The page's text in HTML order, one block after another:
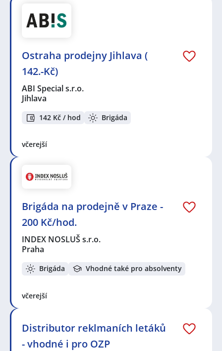
Ostraha prodejny Jihlava (
142.-Kč)
ABI Special s.r.o.
Jihlava
142 Kč / hod Brigáda
včerejší
Brigáda na prodejně v Praze -
200 Kč/hod.
INDEX NOSLUŠ s.r.o.
Praha
Brigáda Vhodné také pro absolventy
včerejší
Distributor reklmaních letáků
- vhodné i pro OZP